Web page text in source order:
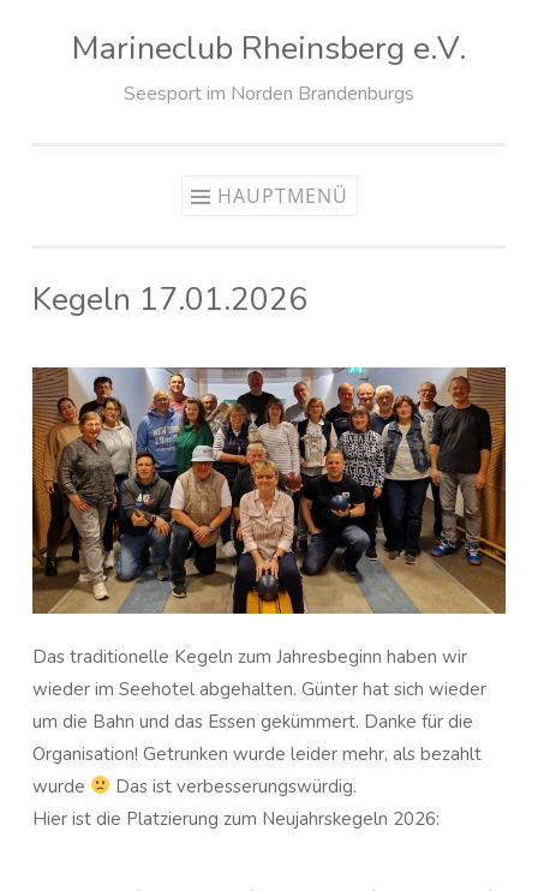
Marineclub Rheinsberg e.V.
Seesport im Norden Brandenburgs
HAUPTMENÜ
Kegeln 17.01.2026
Das traditionelle Kegeln zum Jahresbeginn haben wir
wieder im Seehotel abgehalten. Günter hat sich wieder
um die Bahn und das Essen gekümmert. Danke für die
Organisation! Getrunken wurde leider mehr, als bezahlt
wurde
Das ist verbesserungswürdig.
Hier ist die Platzierung zum Neujahrskegeln 2026: